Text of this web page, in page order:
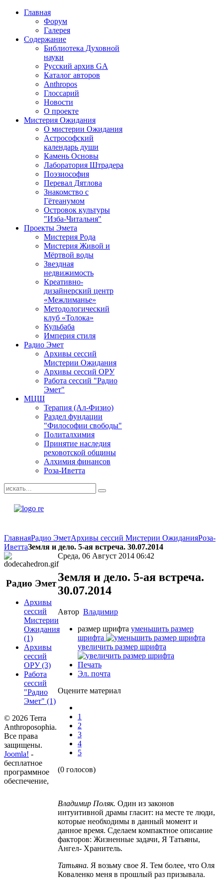
Главная
Форум
Галерея
Содержание
Библиотека Духовной
науки
Русский архив GA
Каталог авторов
Anthropos
Глоссарий
Новости
О проекте
Мистерия Ожидания
О мистерии Ожидания
Астрософский
календарь души
Камень Основы
Лаборатория Штрадера
Поэзиософия
Перевал Дятлова
Знакомство с
Гётеанумом
Островок культуры
"Изба-Читальня"
Проекты Эмета
Мистерия Рода
Мистерия Живой и
Мёртвой воды
Звездная
недвижимость
Креативно-
дизайнерский центр
«Межлиманье»
Методологический
клуб «Толока»
Кульбаба
Империя стиля
Радио Эмет
Архивы сессий
Мистерии Ожидания
Архивы сессий ОРУ
Работа сессий "Радио
Эмет"
МЦШ
Терапия (Ал-Физио)
Раздел фундации
"Философии свободы"
Политалхимия
Принятие наследия
реховотской общины
Алхимия финансов
Роза-Иветта
ГлавнаяРадио ЭметАрхивы сессий Мистерии ОжиданияРоза-
ИветтаЗемля и дело. 5-ая встреча. 30.07.2014
Среда, 06 Август 2014 06:42
Земля и дело. 5-ая встреча.
30.07.2014
Автор Владимир
размер шрифта уменьшить размер
шрифта
увеличить размер шрифта
Печать
Эл. почта
Оцените материал
1
2
3
4
5
(0 голосов)
Владимир Поляк. Один из законов
интуитивной драмы гласит: на месте те люди,
которые необходимы в данный момент и
данное время. Сделаем компактное описание
факторов: Жизненные задачи, Я Татьяны,
Ангел- Хранитель.
Татьяна. Я возьму свое Я. Тем более, что Оля
Коваленко меня в прошлый раз призывала.
Радио Эмет
Архивы
сессий
Мистерии
Ожидания
(1)
Архивы
сессий
ОРУ(3)
Работа
сессий
"Радио
Эмет" (1)
© 2026 Terra
Anthroposophia.
Все права
защищены.
Joomla! -
бесплатное
программное
обеспечение,